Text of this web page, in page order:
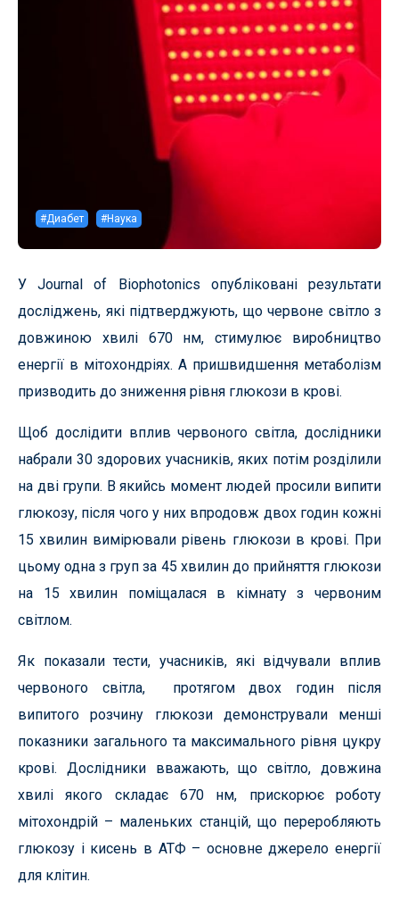
#Диабет #Наука
У Journal of Biophotonics опубліковані результати
досліджень, які підтверджують, що червоне світло з
довжиною хвилі 670 нм, стимулює виробництво
енергії в мітохондріях. А пришвидшення метаболізм
призводить до зниження рівня глюкози в крові.
Щоб дослідити вплив червоного світла, дослідники
набрали 30 здорових учасників, яких потім розділили
на дві групи. В якийсь момент людей просили випити
глюкозу, після чого у них впродовж двох годин кожні
15 хвилин вимірювали рівень глюкози в крові. При
цьому одна з груп за 45 хвилин до прийняття глюкози
на 15 хвилин поміщалася в кімнату з червоним
світлом.
Як показали тести, учасників, які відчували вплив
червоного світла, протягом двох годин після
випитого розчину глюкози демонстрували менші
показники загального та максимального рівня цукру
крові. Дослідники вважають, що світло, довжина
хвилі якого складає 670 нм, прискорює роботу
мітохондрій – маленьких станцій, що переробляють
глюкозу і кисень в АТФ – основне джерело енергії
для клітин.